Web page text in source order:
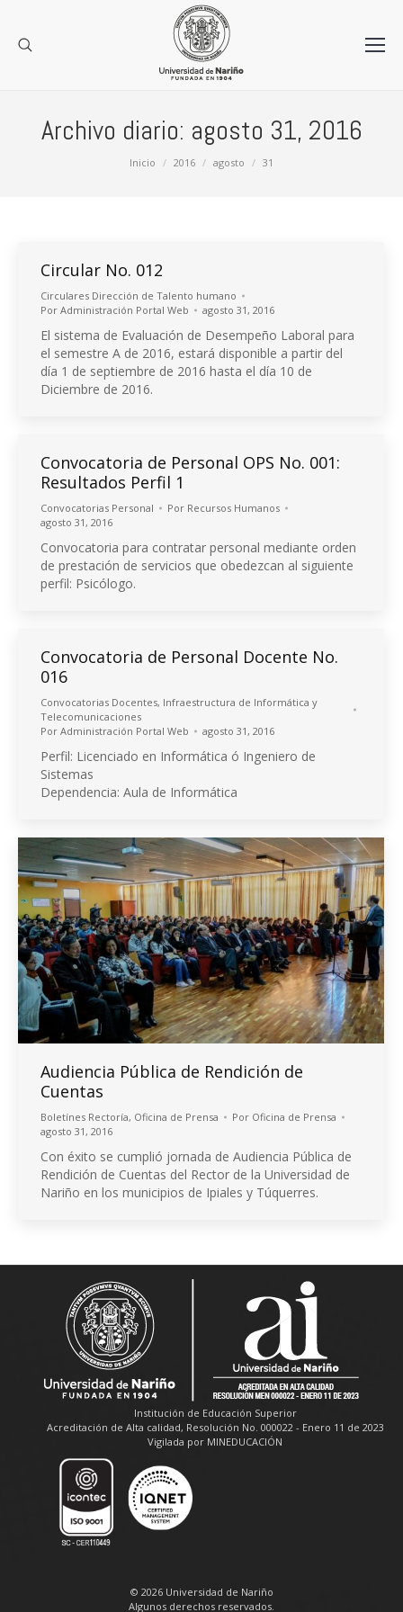
Archivo diario: agosto 31, 2016
Inicio 2016 agosto 31
Circular No. 012
Circulares Dirección de Talento humano
Por Administración Portal Web agosto 31, 2016
El sistema de Evaluación de Desempeño Laboral para
el semestre A de 2016, estará disponible a partir del
día 1 de septiembre de 2016 hasta el día 10 de
Diciembre de 2016.
Convocatoria de Personal OPS No. 001:
Resultados Perfil 1
Convocatorias Personal Por Recursos Humanos
agosto 31, 2016
Convocatoria para contratar personal mediante orden
de prestación de servicios que obedezcan al siguiente
perfil: Psicólogo.
Convocatoria de Personal Docente No.
016
Convocatorias Docentes, Infraestructura de Informática y
Telecomunicaciones
Por Administración Portal Web agosto 31, 2016
Perfil: Licenciado en Informática ó Ingeniero de
Sistemas
Dependencia: Aula de Informática
Audiencia Pública de Rendición de
Cuentas
Boletínes Rectoría, Oficina de Prensa Por Oficina de Prensa
agosto 31, 2016
Con éxito se cumplió jornada de Audiencia Pública de
Rendición de Cuentas del Rector de la Universidad de
Nariño en los municipios de Ipiales y Túquerres.
Institución de Educación Superior
Acreditación de Alta calidad, Resolución No. 000022 - Enero 11 de 2023
Vigilada por MINEDUCACIÓN
© 2026 Universidad de Nariño
Algunos derechos reservados.